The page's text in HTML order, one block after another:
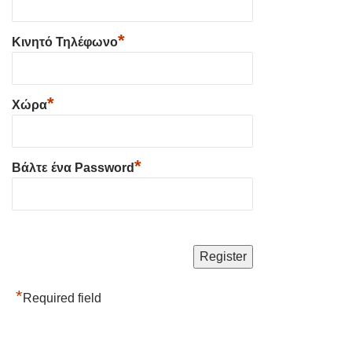
Κινητό Τηλέφωνο*
Χώρα*
Βάλτε ένα Password*
*Required field